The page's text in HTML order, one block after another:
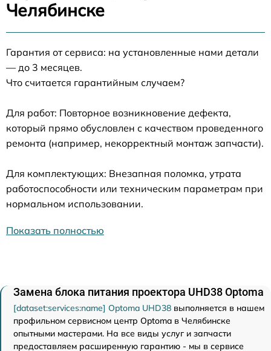
Челябинске
Гарантия от сервиса: на установленные нами детали
— до 3 месяцев.
Что считается гарантийным случаем?
Для работ: Повторное возникновение дефекта,
который прямо обусловлен с качеством проведенного
ремонта (например, некорректный монтаж запчасти).
Для комплектующих: Внезапная поломка, утрата
работоспособности или техническим параметрам при
нормальном использовании.
Показать полностью
Замена блока питания проектора UHD38 Optoma
[dataset:services:name] Optoma UHD38 выполняется в нашем
профильном сервисном центр Optoma в Челябинске
опытными мастерами. На все виды услуг и запчасти
предоставляем расширенную гарантию - мы в сервисе